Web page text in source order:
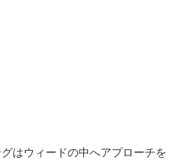
はウィードの中へアプローチを